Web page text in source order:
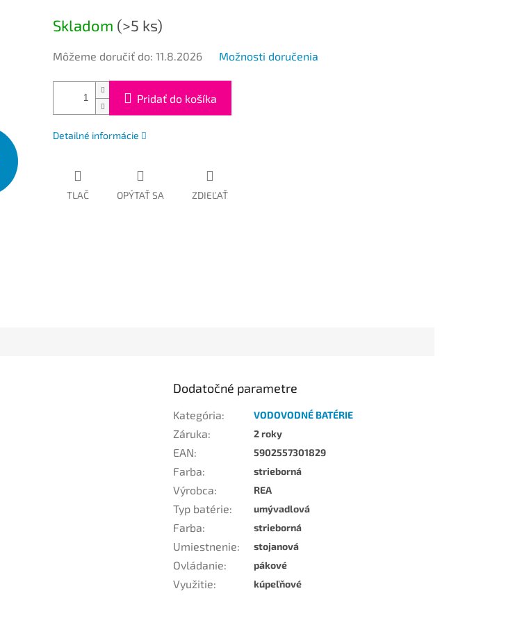
Skladom (>5 ks)
Môžeme doručiť do: 11.8.2026 Možnosti doručenia
Pridať do košíka
Detailné informácie
TLAČ OPÝTAŤ SA ZDIEĽAŤ
Dodatočné parametre
Kategória: VODOVODNÉ BATÉRIE
Záruka: 2 roky
EAN: 5902557301829
Farba: strieborná
Výrobca: REA
Typ batérie: umývadlová
Farba: strieborná
Umiestnenie: stojanová
Ovládanie: pákové
Využitie: kúpeľňové